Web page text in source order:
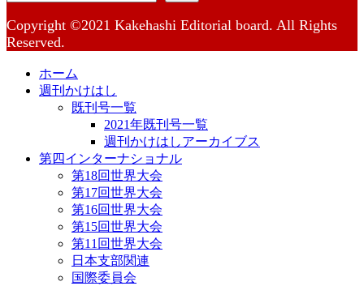
Copyright ©2021 Kakehashi Editorial board. All Rights
Reserved.
ホーム
週刊かけはし
既刊号一覧
2021年既刊号一覧
週刊かけはしアーカイブス
第四インターナショナル
第18回世界大会
第17回世界大会
第16回世界大会
第15回世界大会
第11回世界大会
日本支部関連
国際委員会